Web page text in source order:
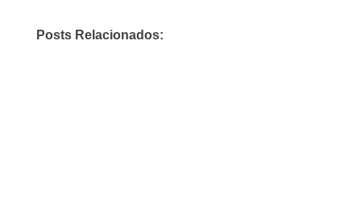
Posts Relacionados: